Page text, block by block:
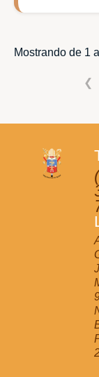
Mostrando de 1
❮